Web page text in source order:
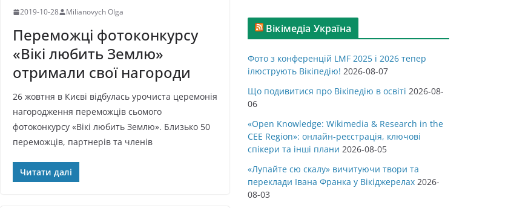
2019-10-28 Milianovych Olga
Переможці фотоконкурсу
«Вікі любить Землю»
отримали свої нагороди
26 жовтня в Києві відбулась урочиста церемонія
нагородження переможців сьомого
фотоконкурсу «Вікі любить Землю». Близько 50
переможців, партнерів та членів
Читати далі
Вікімедіа Україна
Фото з конференцій LMF 2025 і 2026 тепер
ілюструють Вікіпедію! 2026-08-07
Що подивитися про Вікіпедію в освіті 2026-08-
06
«Open Knowledge: Wikimedia & Research in the
CEE Region»: онлайн-реєстрація, ключові
спікери та інші плани 2026-08-05
«Лупайте сю скалу» вичитуючи твори та
переклади Івана Франка у Вікіджерелах 2026-
08-03